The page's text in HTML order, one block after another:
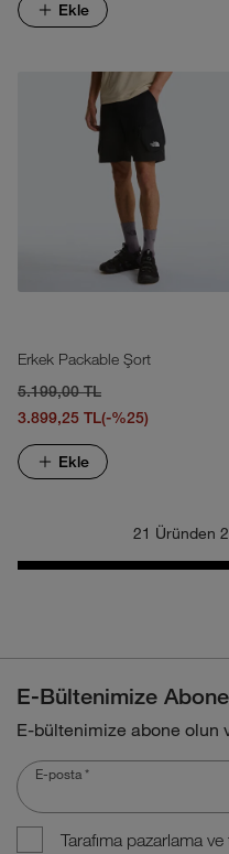
Ekle
Erkek Packable Şort
5.199,00 TL
3.899,25 TL(-%25)
Ekle
21 Üründen
E-Bültenimize
E-bültenimize abone olun
E-posta *
Tarafıma pazarlama